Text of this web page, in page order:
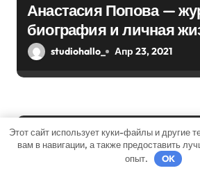
Анастасия Попова —
биография и личная
studiohallo_ Апр 23, 2021
Uncategorised
Этот сайт использует куки-файлы и другие
вам в навигации, а также предоставить
опыт.
OK